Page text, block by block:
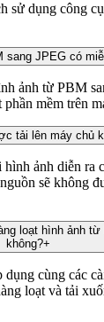
sử dụng công
sang JPEG có
ảnh từ PBM
phần mềm trên
tải lên máy chủ
ảnh diễn ra
sẽ không
loạt hình ảnh
không?+
cùng các
loạt và tải